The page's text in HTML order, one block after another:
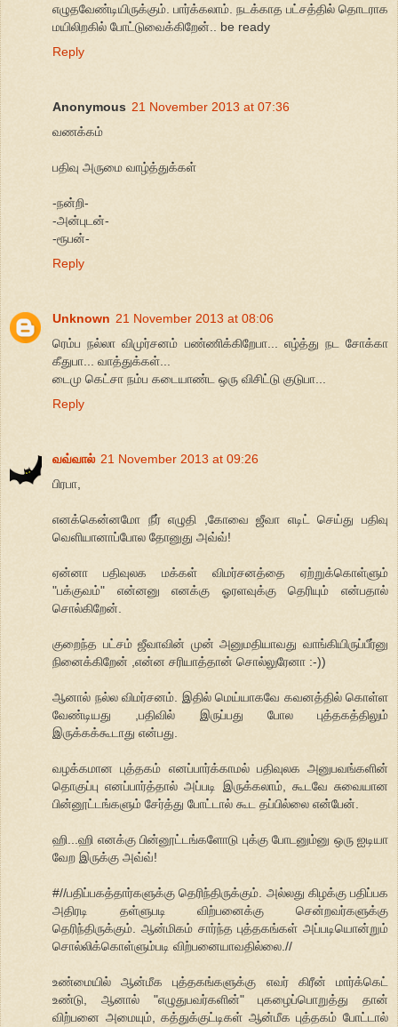
எழுதவேண்டியிருக்கும். பார்க்கலாம். நடக்காத பட்சத்தில் தொடராக
மயிலிறகில் போட்டுவைக்கிறேன்.. be ready
Reply
Anonymous 21 November 2013 at 07:36
வணக்கம்
பதிவு அருமை வாழ்த்துக்கள்
-நன்றி-
-அன்புடன்-
-ரூபன்-
Reply
Unknown 21 November 2013 at 08:06
ரெம்ப நல்லா விமுர்சனம் பண்ணிக்கிறேபா... எழ்த்து நட சோக்கா
கீதுபா... வாத்துக்கள்...
டைமு கெட்சா நம்ப கடையாண்ட ஒரு விசிட்டு குடுபா...
Reply
வவ்வால் 21 November 2013 at 09:26
பிரபா,
எனக்கென்னமோ நீர் எழுதி ,கோவை ஜீவா எடிட் செய்து பதிவு
வெளியானாப்போல தோனுது அவ்வ்!
ஏன்னா பதிவுலக மக்கள் விமர்சனத்தை ஏற்றுக்கொள்ளும்
"பக்குவம்" என்னனு எனக்கு ஓரளவுக்கு தெரியும் என்பதால்
சொல்கிறேன்.
குறைந்த பட்சம் ஜீவாவின் முன் அனுமதியாவது வாங்கியிருப்பீர்னு
நினைக்கிறேன் ,என்ன சரியாத்தான் சொல்லுரேனா :-))
ஆனால் நல்ல விமர்சனம். இதில் மெய்யாகவே கவனத்தில் கொள்ள
வேண்டியது ,பதிவில் இருப்பது போல புத்தகத்திலும்
இருக்கக்கூடாது என்பது.
வழக்கமான புத்தகம் எனப்பார்க்காமல் பதிவுலக அனுபவங்களின்
தொகுப்பு எனப்பார்த்தால் அப்படி இருக்கலாம், கூடவே சுவையான
பின்னூட்டங்களும் சேர்த்து போட்டால் கூட தப்பில்லை என்பேன்.
ஹி...ஹி எனக்கு பின்னூட்டங்களோடு புக்கு போடனும்னு ஒரு ஐடியா
வேற இருக்கு அவ்வ்!
#//பதிப்பகத்தார்களுக்கு தெரிந்திருக்கும். அல்லது கிழக்கு பதிப்பக
அதிரடி தள்ளுபடி விற்பனைக்கு சென்றவர்களுக்கு
தெரிந்திருக்கும். ஆன்மிகம் சார்ந்த புத்தகங்கள் அப்படியொன்றும்
சொல்லிக்கொள்ளும்படி விற்பனையாவதில்லை.//
உண்மையில் ஆன்மீக புத்தகங்களுக்கு எவர் கிரீன் மார்க்கெட்
உண்டு, ஆனால் "எழுதுபவர்களின்" புகழைப்பொறுத்து தான்
விற்பனை அமையும், கத்துக்குட்டிகள் ஆன்மீக புத்தகம் போட்டால்